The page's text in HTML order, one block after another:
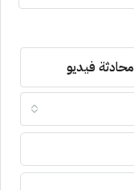
محادثة فيديو